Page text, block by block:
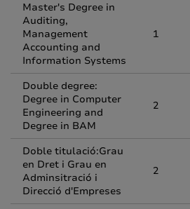
Master's Degree in
Auditing,
Management
Accounting and
Information Systems
1
Double degree:
Degree in Computer
Engineering and
Degree in BAM
2
Doble titulació:Grau
en Dret i Grau en
Adminsitració i
Direcció d'Empreses
2